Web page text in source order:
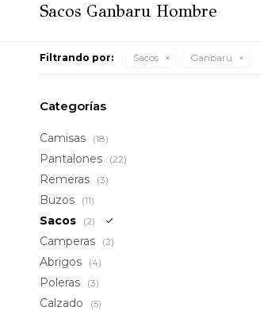
Sacos Ganbaru Hombre
Filtrando por: Sacos Ganbaru
Categorías
Camisas (18)
Pantalones (22)
Remeras (3)
Buzos (11)
Sacos (2)
Camperas (2)
Abrigos (4)
Poleras (3)
Calzado (5)